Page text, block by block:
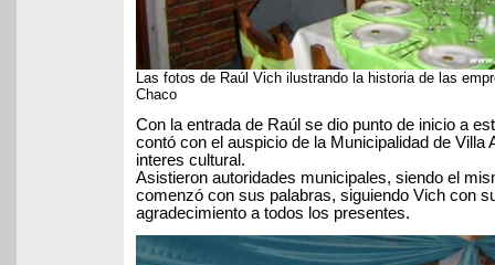
Las fotos de Raúl Vich ilustrando la historia de las
Chaco
Con la entrada de Raúl se dio punto de inicio a
contó con el auspicio de la Municipalidad de Villa
interes cultural.
Asistieron autoridades municipales, siendo el
comenzó con sus palabras, siguiendo Vich con
agradecimiento a todos los presentes.